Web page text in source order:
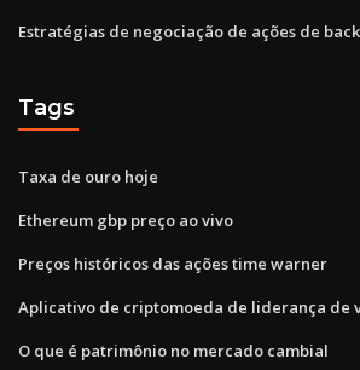
Estratégias de negociação de ações de
Tags
Taxa de ouro hoje
Ethereum gbp preço ao vivo
Preços históricos das ações time warner
Aplicativo de criptomoeda de liderança de
O que é patrimônio no mercado cambial